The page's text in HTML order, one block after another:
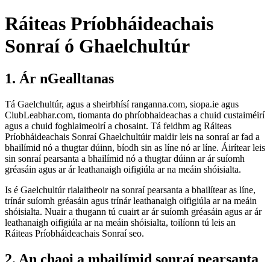
Ráiteas Príobháideachais
Sonraí ó Ghaelchultúr
1. Ár nGealltanas
Tá Gaelchultúr, agus a sheirbhísí ranganna.com, siopa.ie agus
ClubLeabhar.com, tiomanta do phríobhaideachas a chuid custaiméirí
agus a chuid foghlaimeoirí a chosaint. Tá feidhm ag Ráiteas
Príobháideachais Sonraí Ghaelchultúir maidir leis na sonraí ar fad a
bhailímid nó a thugtar dúinn, bíodh sin as líne nó ar líne. Áirítear leis
sin sonraí pearsanta a bhailímid nó a thugtar dúinn ar ár suíomh
gréasáin agus ar ár leathanaigh oifigiúla ar na meáin shóisialta.
Is é Gaelchultúr rialaitheoir na sonraí pearsanta a bhailítear as líne,
trínár suíomh gréasáin agus trínár leathanaigh oifigiúla ar na meáin
shóisialta. Nuair a thugann tú cuairt ar ár suíomh gréasáin agus ar ár
leathanaigh oifigiúla ar na meáin shóisialta, toilíonn tú leis an
Ráiteas Príobháideachais Sonraí seo.
2. An chaoi a mbailímid sonraí pearsanta